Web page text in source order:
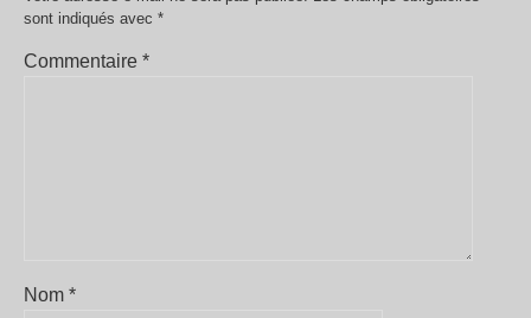
sont indiqués avec *
Commentaire *
Nom *